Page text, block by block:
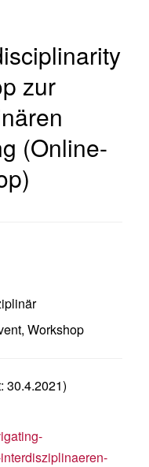
zur
(Online-
, Workshop
30.4.2021)